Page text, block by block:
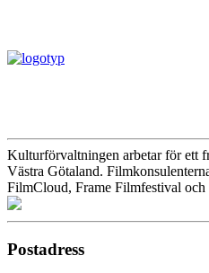
Kulturförvaltningen arbetar för ett
Västra Götaland.
FilmCloud, Frame Filmfestival och
Postadress